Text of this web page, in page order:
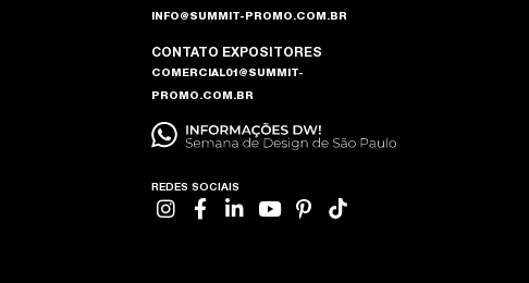
INFO@SUMMIT-PROMO.COM.BR
CONTATO EXPOSITORES
COMERCIAL01@SUMMIT-
PROMO.COM.BR
REDES SOCIAIS